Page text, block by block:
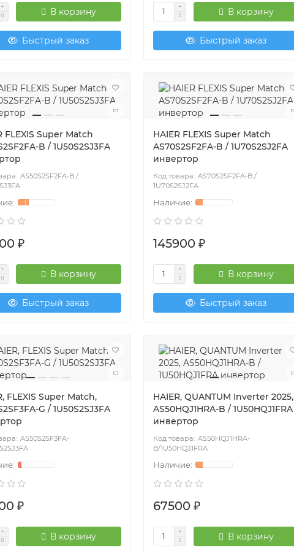
В корзину
Быстрый заказ
В корзину
Быстрый заказ
FLEXIS Super Match
B / 1U50S2SJ3FA
AS50S2SF2FA-B /
₽
В корзину
Быстрый заказ
HAIER FLEXIS Super Match
AS70S2SF2FA-B / 1U70S2SJ2FA
инвертор
AS70S2SF2FA-B /
1U70S2SJ2FA
145900 ₽
В корзину
Быстрый заказ
FLEXIS Super Match,
G / 1U50S2SJ3FA
AS50S2SF3FA-
₽
В корзину
HAIER, QUANTUM Inverter 2025,
AS50HQJ1HRA-B / 1U50HQJ1FRA
инвертор
AS50HQJ1HRA-
B/1U50HQJ1FRA
67500 ₽
В корзину